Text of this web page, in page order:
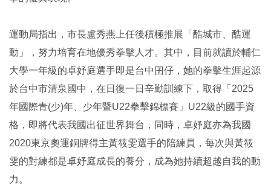
運動局指出，市長盧秀燕上任後積極推展「酷城市、酷運
動」，努力培育在地優秀拳擊人才。其中，目前就讀於輔仁
大學一年級的卓妤庭選手即是台中囝仔，她的拳擊生涯起源
於台中市清泉國中，在日復一日辛勤訓練下，取得「2025
年國際青(少)年、少年暨U22拳擊錦標賽」U22級的國手資
格，即將代表我國出征世界舞台，同時，卓妤庭亦為我國
2020東京奧運銅牌得主黃筱雯選手的陪練員，每次與黃筱
雯的對練都是卓妤庭成長的養分，成為她持續超越自我的動
力。